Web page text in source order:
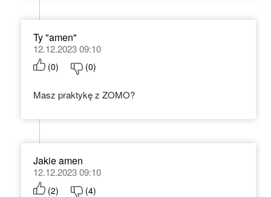
Ty "amen"
12.12.2023 09:10
(0) (0)
Masz praktykę z ZOMO?
Jakie amen
12.12.2023 09:10
(2) (4)